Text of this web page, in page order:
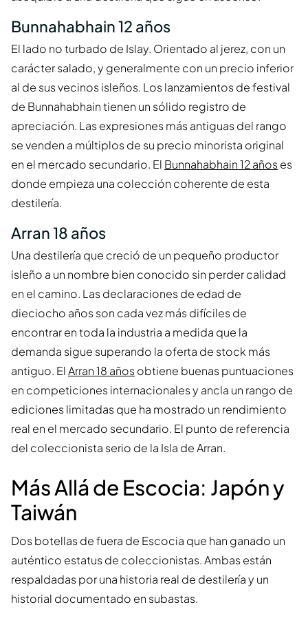
Bunnahabhain 12 años
El lado no turbado de Islay. Orientado al jerez, con un
carácter salado, y generalmente con un precio inferior
al de sus vecinos isleños. Los lanzamientos de festival
de Bunnahabhain tienen un sólido registro de
apreciación. Las expresiones más antiguas del rango
se venden a múltiplos de su precio minorista original
en el mercado secundario. El Bunnahabhain 12 añoses
donde empieza una colección coherente de esta
destilería.
Arran 18 años
Una destilería que creció de un pequeño productor
isleño a un nombre bien conocido sin perder calidad
en el camino. Las declaraciones de edad de
dieciocho años son cada vez más difíciles de
encontrar en toda la industria a medida que la
demanda sigue superando la oferta de stock más
antiguo. ElArran 18 añosobtiene buenas puntuaciones
en competiciones internacionales y ancla un rango de
ediciones limitadas que ha mostrado un rendimiento
real en el mercado secundario. El punto de referencia
del coleccionista serio de la Isla de Arran.
Más Allá de Escocia: Japón y
Taiwán
Dos botellas de fuera de Escocia que han ganado un
auténtico estatus de coleccionistas. Ambas están
respaldadas por una historia real de destilería y un
historial documentado en subastas.